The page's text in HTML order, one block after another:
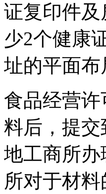
证复印件
少2个健康
址的平面布
食品经营
料后，提
地工商所
所对于材